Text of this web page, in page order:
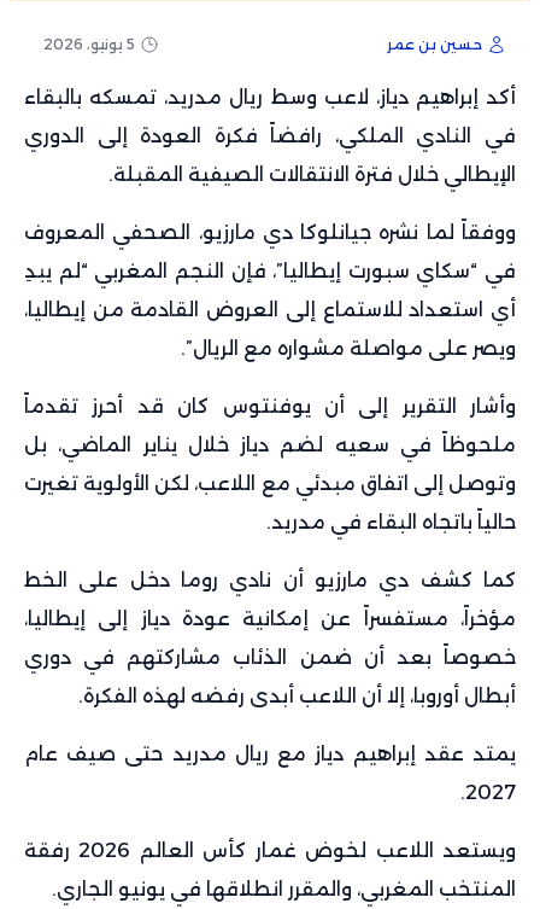
حسين بن عمر 5 يونيو، 2026
أكد إبراهيم دياز، لاعب وسط ريال مدريد، تمسكه بالبقاء
في النادي الملكي، رافضاً فكرة العودة إلى الدوري
الإيطالي خلال فترة الانتقالات الصيفية المقبلة.
ووفقاً لما نشره جيانلوكا دي مارزيو، الصحفي المعروف
في “سكاي سبورت إيطاليا”، فإن النجم المغربي “لم يبدِ
أي استعداد للاستماع إلى العروض القادمة من إيطاليا،
ويصر على مواصلة مشواره مع الريال”.
وأشار التقرير إلى أن يوفنتوس كان قد أحرز تقدماً
ملحوظاً في سعيه لضم دياز خلال يناير الماضي، بل
وتوصل إلى اتفاق مبدئي مع اللاعب، لكن الأولوية تغيرت
حالياً باتجاه البقاء في مدريد.
كما كشف دي مارزيو أن نادي روما دخل على الخط
مؤخراً، مستفسراً عن إمكانية عودة دياز إلى إيطاليا،
خصوصاً بعد أن ضمن الذئاب مشاركتهم في دوري
أبطال أوروبا، إلا أن اللاعب أبدى رفضه لهذه الفكرة.
يمتد عقد إبراهيم دياز مع ريال مدريد حتى صيف عام
2027.
ويستعد اللاعب لخوض غمار كأس العالم 2026 رفقة
المنتخب المغربي، والمقرر انطلاقها في يونيو الجاري.